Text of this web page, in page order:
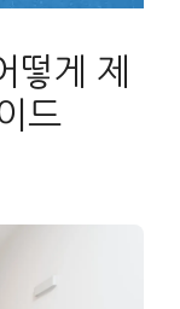
떻게 제
드